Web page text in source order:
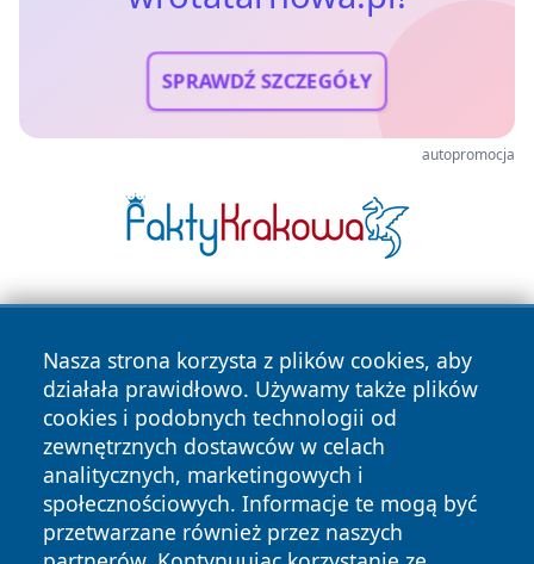
SPRAWDŹ SZCZEGÓŁY
autopromocja
Nasza strona korzysta z plików cookies, aby
działała prawidłowo. Używamy także plików
cookies i podobnych technologii od
zewnętrznych dostawców w celach
analitycznych, marketingowych i
społecznościowych. Informacje te mogą być
przetwarzane również przez naszych
Copyright © 2026 wrotatarnowa.pl Wszystkie prawa
zastrzeżone.